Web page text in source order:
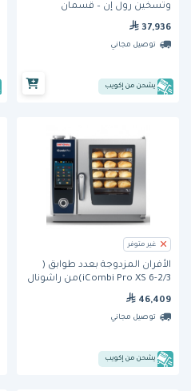
وتسخين رول إن – قسمان
37,936
توصيل مجاني
يشحن من إكويب
غير متوفر
الأفران المزدوجة بعدد طوابق (
iCombi Pro XS 6-2/3)من راشونال
46,409
توصيل مجاني
يشحن من إكويب